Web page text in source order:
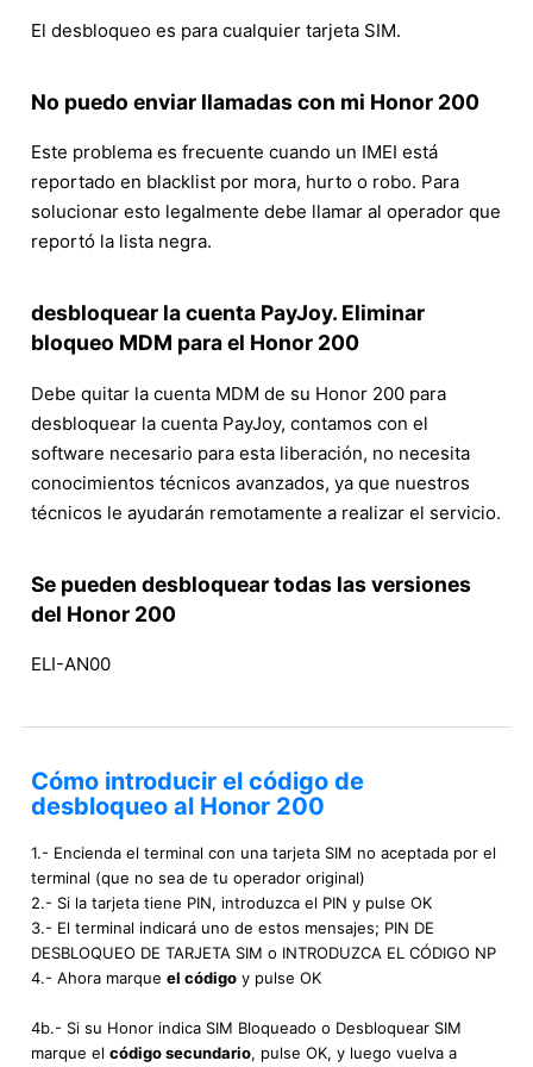
El desbloqueo es para cualquier tarjeta SIM.
No puedo enviar llamadas con mi Honor 200
Este problema es frecuente cuando un IMEI está
reportado en blacklist por mora, hurto o robo. Para
solucionar esto legalmente debe llamar al operador que
reportó la lista negra.
desbloquear la cuenta PayJoy. Eliminar
bloqueo MDM para el Honor 200
Debe quitar la cuenta MDM de su Honor 200 para
desbloquear la cuenta PayJoy, contamos con el
software necesario para esta liberación, no necesita
conocimientos técnicos avanzados, ya que nuestros
técnicos le ayudarán remotamente a realizar el servicio.
Se pueden desbloquear todas las versiones
del Honor 200
ELI-AN00
Cómo introducir el código de
desbloqueo al Honor 200
1.- Encienda el terminal con una tarjeta SIM no aceptada por el
terminal (que no sea de tu operador original)
2.- Si la tarjeta tiene PIN, introduzca el PIN y pulse OK
3.- El terminal indicará uno de estos mensajes; PIN DE
DESBLOQUEO DE TARJETA SIM o INTRODUZCA EL CÓDIGO NP
4.- Ahora marque el código y pulse OK
4b.- Si su Honor indica SIM Bloqueado o Desbloquear SIM
marque el código secundario, pulse OK, y luego vuelva a